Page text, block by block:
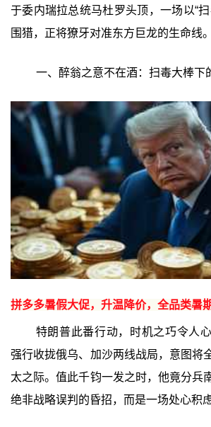
于委内瑞拉总统马杜罗头顶，一场以“
围猎，正将獠牙对准东方巨龙的生命线。
一、醉翁之意不在酒：扫毒大棒下
拼多多暑假大促，升温降价，全品类暑
特朗普此番行动，时机之巧令人
强行收拢俄乌、加沙两线战局，意图将
太之际。值此千钧一发之时，他竟分兵
绝非战略误判的昏招，而是一场处心积虑